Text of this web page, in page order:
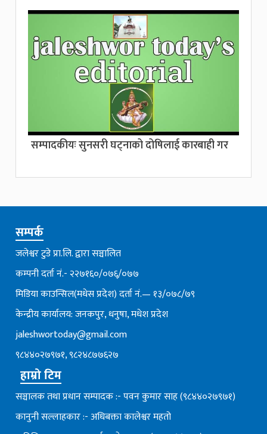
सम्पादकीयः सुनसरी घट्नाको दोषिलाई कारबाही गर
सम्पर्क
जलेश्वर टुडे प्रा.लि. द्वारा सञ्चालित
कम्पनी दर्ता नं.- २२७१६०/०७६्/०७७
मिडिया काउन्सिल(मधेस प्रदेश) दर्ता नं.— १३/०७८/७९
केन्द्रीय कार्यालय: जनकपुर, धनुषा, मधेश प्रदेश
jaleshwortoday@gmail.com
९८४४०२७९७१, ९८२४८७७६२७
हाम्रो टिम
सञ्चालक तथा प्रधान सम्पादक :- पवन कुमार साह (९८४४०२७९७१)
कानुनी सल्लाहकार :- अधिबक्ता कालेश्वर महतो